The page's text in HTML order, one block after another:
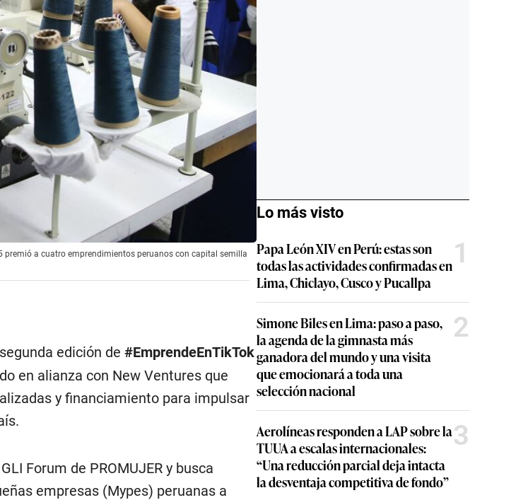
premió a cuatro emprendimientos peruanos con capital semilla
edición de #EmprendeEnTikTok
en alianza con New Ventures que
y financiamiento para impulsar
Forum de PROMUJER y busca
empresas (Mypes) peruanas a
Lo más visto
Papa León XIV en Perú: estas son
todas las actividades confirmadas en
Lima, Chiclayo, Cusco y Pucallpa
1
Simone Biles en Lima: paso a paso,
la agenda de la gimnasta más
ganadora del mundo y una visita
que emocionará a toda una
selección nacional
2
Aerolíneas responden a LAP sobre la
TUUA a escalas internacionales:
“Una reducción parcial deja intacta
la desventaja competitiva de fondo”
3